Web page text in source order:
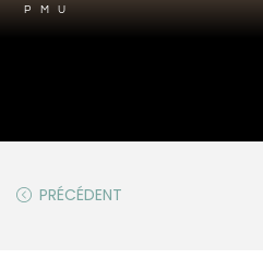
PMU
PRÉCÉDENT